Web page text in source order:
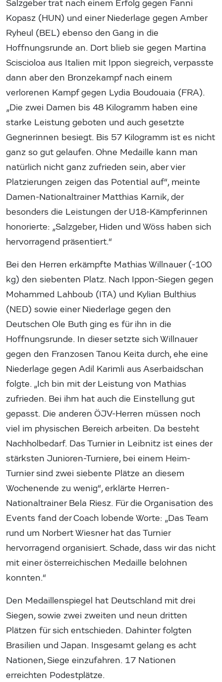
Salzgeber trat nach einem Erfolg gegen Fanni
Kopasz (HUN) und einer Niederlage gegen Amber
Ryheul (BEL) ebenso den Gang in die
Hoffnungsrunde an. Dort blieb sie gegen Martina
Sciscioloa aus Italien mit Ippon siegreich, verpasste
dann aber den Bronzekampf nach einem
verlorenen Kampf gegen Lydia Boudouaia (FRA).
„Die zwei Damen bis 48 Kilogramm haben eine
starke Leistung geboten und auch gesetzte
Gegnerinnen besiegt. Bis 57 Kilogramm ist es nicht
ganz so gut gelaufen. Ohne Medaille kann man
natürlich nicht ganz zufrieden sein, aber vier
Platzierungen zeigen das Potential auf“, meinte
Damen-Nationaltrainer Matthias Karnik, der
besonders die Leistungen der U18-Kämpferinnen
honorierte: „Salzgeber, Hiden und Wöss haben sich
hervorragend präsentiert.“
Bei den Herren erkämpfte Mathias Willnauer (-100
kg) den siebenten Platz. Nach Ippon-Siegen gegen
Mohammed Lahboub (ITA) und Kylian Bulthius
(NED) sowie einer Niederlage gegen den
Deutschen Ole Buth ging es für ihn in die
Hoffnungsrunde. In dieser setzte sich Willnauer
gegen den Franzosen Tanou Keita durch, ehe eine
Niederlage gegen Adil Karimli aus Aserbaidschan
folgte. „Ich bin mit der Leistung von Mathias
zufrieden. Bei ihm hat auch die Einstellung gut
gepasst. Die anderen ÖJV-Herren müssen noch
viel im physischen Bereich arbeiten. Da besteht
Nachholbedarf. Das Turnier in Leibnitz ist eines der
stärksten Junioren-Turniere, bei einem Heim-
Turnier sind zwei siebente Plätze an diesem
Wochenende zu wenig“, erklärte Herren-
Nationaltrainer Bela Riesz. Für die Organisation des
Events fand der Coach lobende Worte: „Das Team
rund um Norbert Wiesner hat das Turnier
hervorragend organisiert. Schade, dass wir das nicht
mit einer österreichischen Medaille belohnen
konnten.“
Den Medaillenspiegel hat Deutschland mit drei
Siegen, sowie zwei zweiten und neun dritten
Plätzen für sich entschieden. Dahinter folgten
Brasilien und Japan. Insgesamt gelang es acht
Nationen, Siege einzufahren. 17 Nationen
erreichten Podestplätze.